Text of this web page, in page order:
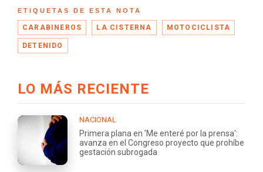
ETIQUETAS DE ESTA NOTA
CARABINEROS LA CISTERNA MOTOCICLISTA
DETENIDO
LO MÁS RECIENTE
NACIONAL
Primera plana en 'Me enteré por la prensa':
avanza en el Congreso proyecto que prohíbe
gestación subrogada